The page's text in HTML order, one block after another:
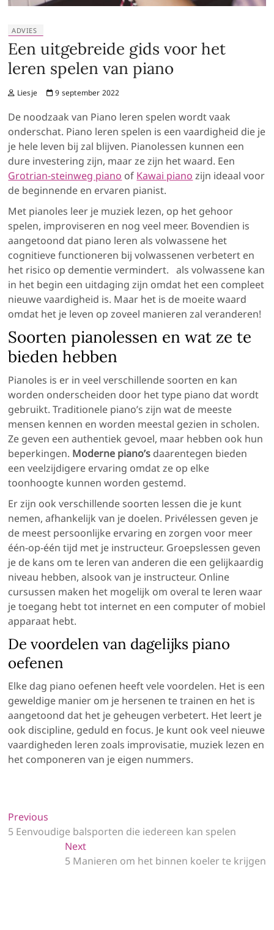
ADVIES
Een uitgebreide gids voor het
leren spelen van piano
Liesje 9 september 2022
De noodzaak van Piano leren spelen wordt vaak
onderschat. Piano leren spelen is een vaardigheid die je
je hele leven bij zal blijven. Pianolessen kunnen een
dure investering zijn, maar ze zijn het waard. Een
Grotrian-steinweg piano of Kawai piano zijn ideaal voor
de beginnende en ervaren pianist.
Met pianoles leer je muziek lezen, op het gehoor
spelen, improviseren en nog veel meer. Bovendien is
aangetoond dat piano leren als volwassene het
cognitieve functioneren bij volwassenen verbetert en
het risico op dementie vermindert. als volwassene kan
in het begin een uitdaging zijn omdat het een compleet
nieuwe vaardigheid is. Maar het is de moeite waard
omdat het je leven op zoveel manieren zal veranderen!
Soorten pianolessen en wat ze te
bieden hebben
Pianoles is er in veel verschillende soorten en kan
worden onderscheiden door het type piano dat wordt
gebruikt. Traditionele piano’s zijn wat de meeste
mensen kennen en worden meestal gezien in scholen.
Ze geven een authentiek gevoel, maar hebben ook hun
beperkingen. Moderne piano’s daarentegen bieden
een veelzijdigere ervaring omdat ze op elke
toonhoogte kunnen worden gestemd.
Er zijn ook verschillende soorten lessen die je kunt
nemen, afhankelijk van je doelen. Privélessen geven je
de meest persoonlijke ervaring en zorgen voor meer
één-op-één tijd met je instructeur. Groepslessen geven
je de kans om te leren van anderen die een gelijkaardig
niveau hebben, alsook van je instructeur. Online
cursussen maken het mogelijk om overal te leren waar
je toegang hebt tot internet en een computer of mobiel
apparaat hebt.
De voordelen van dagelijks piano
oefenen
Elke dag piano oefenen heeft vele voordelen. Het is een
geweldige manier om je hersenen te trainen en het is
aangetoond dat het je geheugen verbetert. Het leert je
ook discipline, geduld en focus. Je kunt ook veel nieuwe
vaardigheden leren zoals improvisatie, muziek lezen en
het componeren van je eigen nummers.
Bericht
navigatie
Previous
post:
5 Eenvoudige balsporten die iedereen kan spelen
NextNext
post:
5 Manieren om het binnen koeler te krijgen